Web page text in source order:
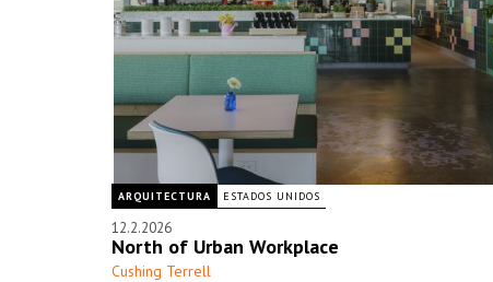
ARQUITECTURA ESTADOS UNIDOS
12.2.2026
North of Urban Workplace
Cushing Terrell